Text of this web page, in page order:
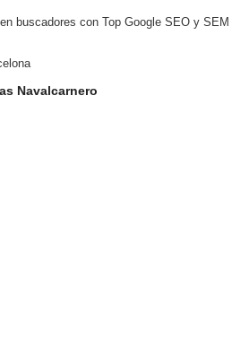
buscadores con Top Google SEO y SEM
Navalcarnero